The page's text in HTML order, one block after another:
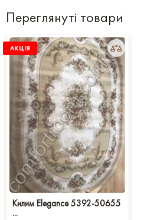
Переглянуті товари
АКЦІЯ
Килим Elegance 5392-50655
...